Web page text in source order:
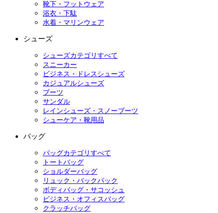
靴下・フットウェア
浴衣・下駄
水着・マリンウェア
シューズ
シューズカテゴリすべて
スニーカー
ビジネス・ドレスシューズ
カジュアルシューズ
ブーツ
サンダル
レインシューズ・スノーブーツ
シューケア・靴用品
バッグ
バッグカテゴリすべて
トートバッグ
ショルダーバッグ
リュック・バックパック
ボディバッグ・サコッシュ
ビジネス・オフィスバッグ
クラッチバッグ